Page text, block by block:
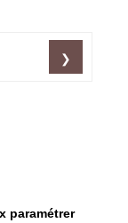
paramétrer